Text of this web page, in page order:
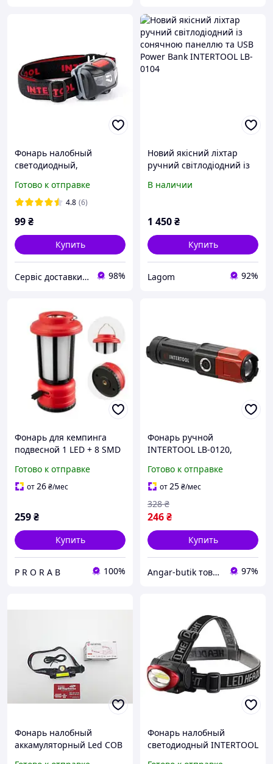
Фонарь налобный
светодиодный,
корпус 1 Вт + 2 LED,
батарейки 3 ААА
Готово к отправке
4.8 (6)
99₴
Купить
Сервіс доставки будівельних матеріалів 98%
Новий якісний ліхтар
ручний світлодіодний із
USB Power Bank
В наличии
1 450₴
Купить
Lagom 92%
Фонарь для кемпинга
подвесной 1 LED + 8 SMD
Готово к отправке
от26₴/мес
259₴
Купить
P R O R A B 100%
Фонарь ручной
INTERTOOL LB-0120,
аккумуляторный Li-Ion,
zoom, четыре режима,
яркость 120 лм, USB
зарядка
Готово к отправке
от25₴/мес
246₴
328 ₴
Купить
Angar-butik товары для дома и быта 97%
Фонарь налобный
аккамуляторный Led COB
Фонарь налобный
светодиодный INTERTOOL